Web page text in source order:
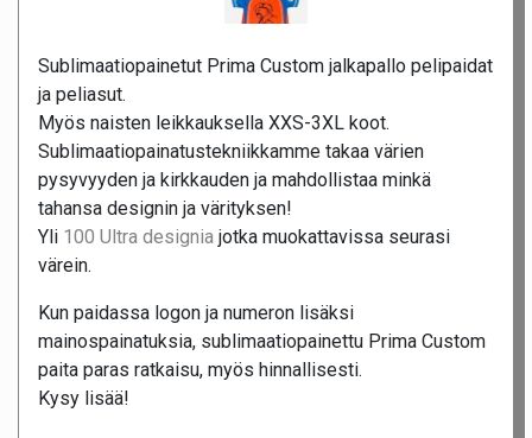
Sublimaatiopainetut Prima Custom jalkapallo pelipaidat
ja peliasut.
Myös naisten leikkauksella XXS-3XL koot.
Sublimaatiopainatustekniikkamme takaa värien
pysyvyyden ja kirkkauden ja mahdollistaa minkä
tahansa designin ja värityksen!
Yli 100 Ultra designia jotka muokattavissa seurasi
värein.
Kun paidassa logon ja numeron lisäksi
mainospainatuksia, sublimaatiopainettu Prima Custom
paita paras ratkaisu, myös hinnallisesti.
Kysy lisää!